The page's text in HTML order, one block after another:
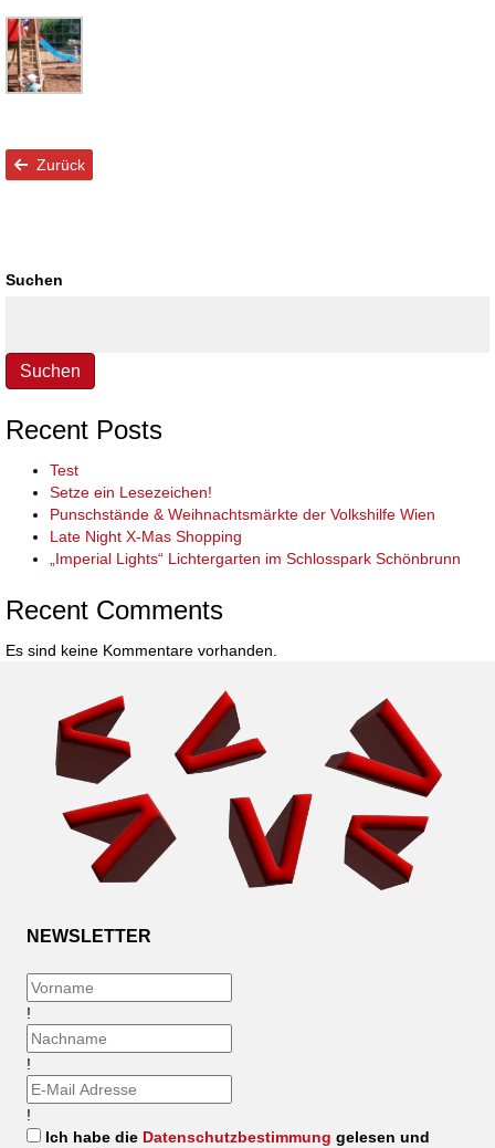
Zurück
Suchen
Suchen
Recent Posts
Test
Setze ein Lesezeichen!
Punschstände & Weihnachtsmärkte der Volkshilfe Wien
Late Night X-Mas Shopping
„Imperial Lights“ Lichtergarten im Schlosspark Schönbrunn
Recent Comments
Es sind keine Kommentare vorhanden.
NEWSLETTER
!
!
!
Ich habe die Datenschutzbestimmung gelesen und